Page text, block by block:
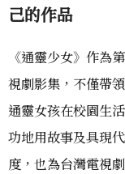
己的作品
《通靈少女》作為
視劇影集，不僅帶
通靈女孩在校園生
功地用故事及具現
度，也為台灣電視